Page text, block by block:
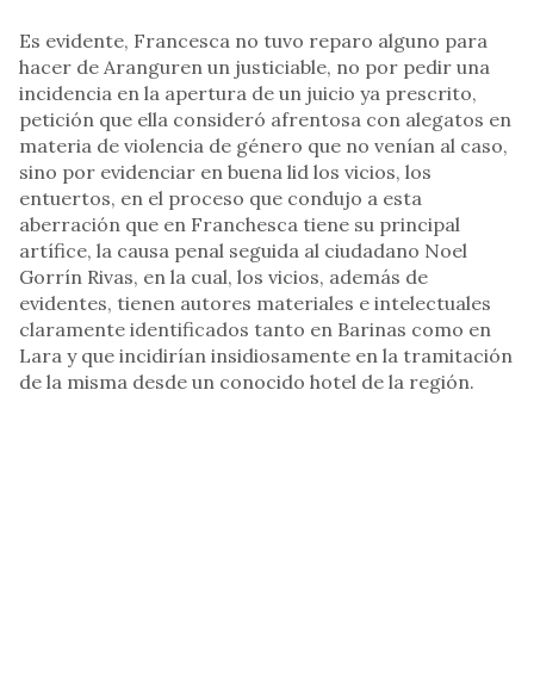
Es evidente, Francesca no tuvo reparo alguno para
hacer de Aranguren un justiciable, no por pedir una
incidencia en la apertura de un juicio ya prescrito,
petición que ella consideró afrentosa con alegatos en
materia de violencia de género que no venían al caso,
sino por evidenciar en buena lid los vicios, los
entuertos, en el proceso que condujo a esta
aberración que en Franchesca tiene su principal
artífice, la causa penal seguida al ciudadano Noel
Gorrín Rivas, en la cual, los vicios, además de
evidentes, tienen autores materiales e intelectuales
claramente identificados tanto en Barinas como en
Lara y que incidirían insidiosamente en la tramitación
de la misma desde un conocido hotel de la región.